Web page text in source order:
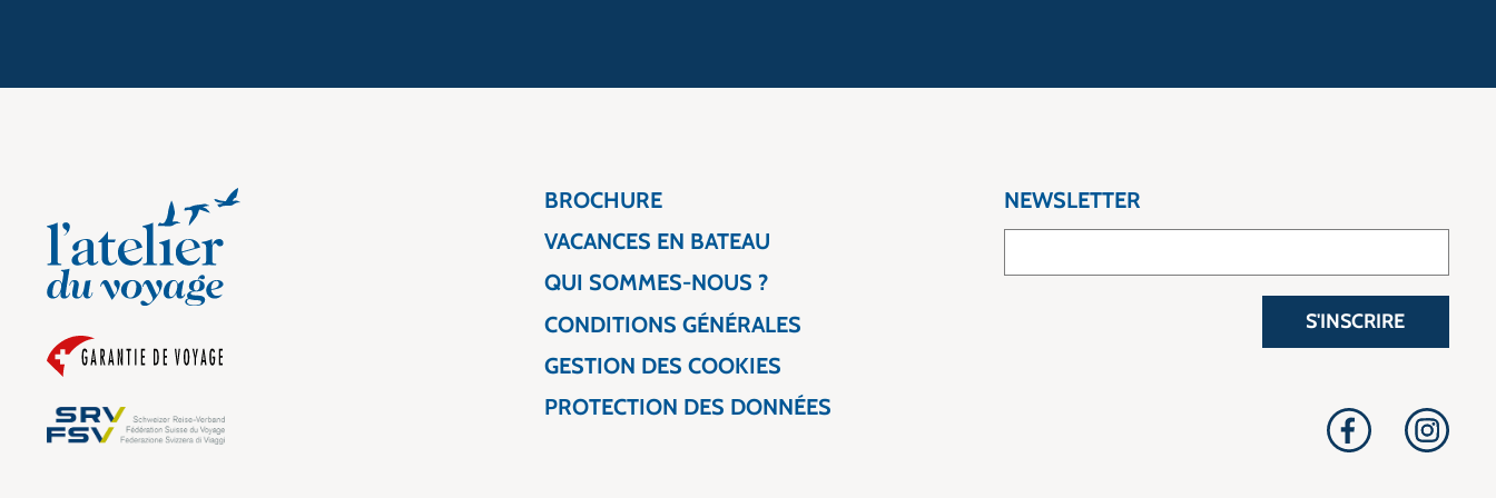
BROCHURE
VACANCES EN BATEAU
QUI SOMMES-NOUS ?
CONDITIONS GÉNÉRALES
GESTION DES COOKIES
PROTECTION DES DONNÉES
NEWSLETTER
S'INSCRIRE